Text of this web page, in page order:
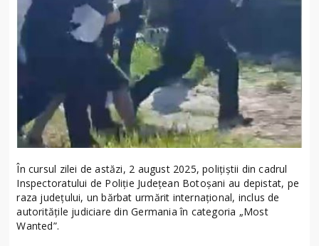
În cursul zilei de astăzi, 2 august 2025, polițiștii din cadrul
Inspectoratului de Poliție Județean Botoșani au depistat, pe
raza județului, un bărbat urmărit internațional, inclus de
autoritățile judiciare din Germania în categoria „Most
Wanted”.